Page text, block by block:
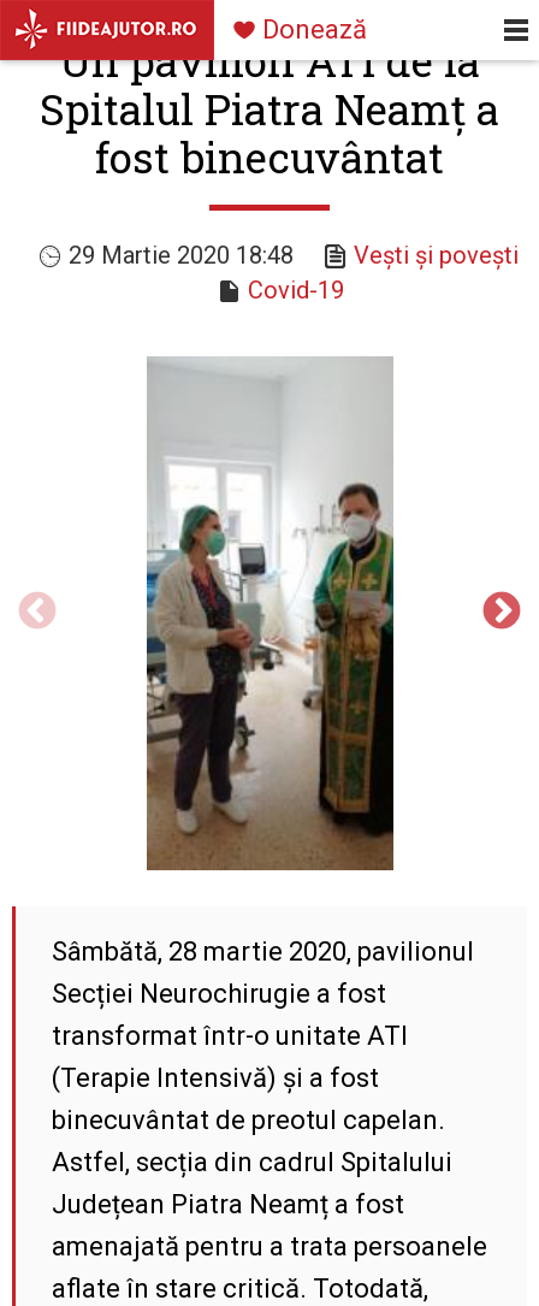
Mergi la conţinutul principal
Navigare
principală
Donează
Un pavilion ATI de la
Spitalul Piatra Neamț a
fost binecuvântat
29 Martie 2020 18:48
Vești și povești
Covid-19
Sâmbătă, 28 martie 2020, pavilionul
Secției Neurochirugie a fost
transformat într-o unitate ATI
(Terapie Intensivă) și a fost
binecuvântat de preotul capelan.
Astfel, secția din cadrul Spitalului
Județean Piatra Neamț a fost
amenajată pentru a trata persoanele
aflate în stare critică. Totodată,